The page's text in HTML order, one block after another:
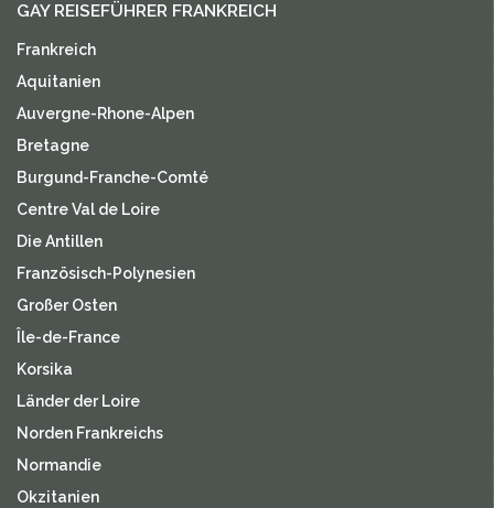
GAY REISEFÜHRER FRANKREICH
Frankreich
Aquitanien
Auvergne-Rhone-Alpen
Bretagne
Burgund-Franche-Comté
Centre Val de Loire
Die Antillen
Französisch-Polynesien
Großer Osten
Île-de-France
Korsika
Länder der Loire
Norden Frankreichs
Normandie
Okzitanien